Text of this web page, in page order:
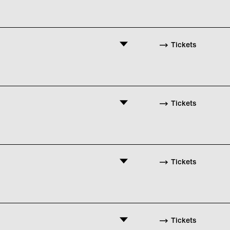
Tickets
Tickets
Tickets
spiegeln das
Tickets